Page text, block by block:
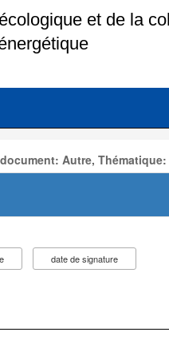
Autre,
date de signature